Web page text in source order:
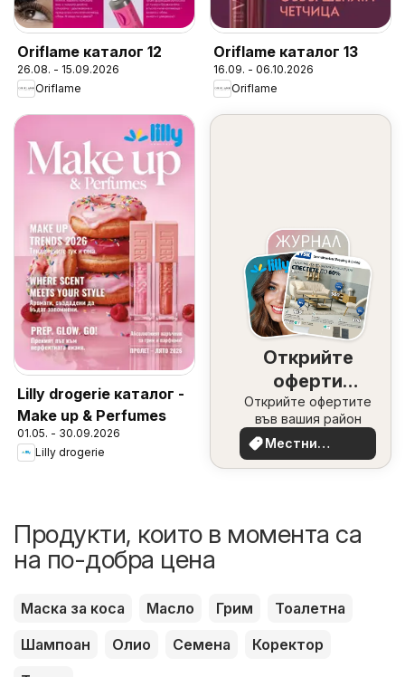
Oriflame каталог 12
26.08. - 15.09.2026
Oriflame
Oriflame каталог 13
16.09. - 06.10.2026
Oriflame
Lilly drogerie каталог -
Make up & Perfumes
01.05. - 30.09.2026
Lilly drogerie
Открийте
оферти
наблизо
Открийте офертите
във вашия район
Местни
оферти
Продукти, които в момента са
на по-добра цена
Маска за коса Масло Грим
Тоалетна
Шампоан
Олио Семена
Коректор